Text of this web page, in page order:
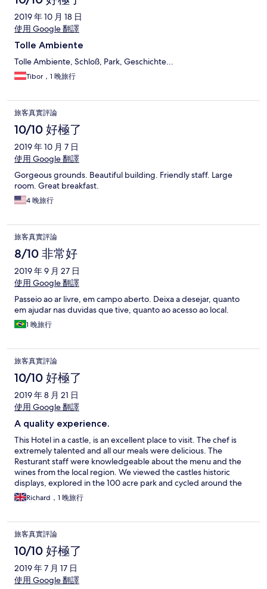
2019 年 10 月 18 日
使用 Google 翻譯
Tolle Ambiente
Tolle Ambiente, Schloß, Park, Geschichte...
Tibor，1 晚旅行
旅客真實評論
10/10 好極了
2019 年 10 月 7 日
使用 Google 翻譯
Gorgeous grounds. Beautiful building. Friendly staff. Large
room. Great breakfast.
4 晚旅行
旅客真實評論
8/10 非常好
2019 年 9 月 27 日
使用 Google 翻譯
Passeio ao ar livre, em campo aberto. Deixa a desejar, quanto
em ajudar nas duvidas que tive, quanto ao acesso ao local.
1 晚旅行
旅客真實評論
10/10 好極了
2019 年 8 月 21 日
使用 Google 翻譯
A quality experience.
This Hotel in a castle, is an excellent place to visit. The chef is
extremely talented and all our meals were delicious. The
Resturant staff were knowledgeable about the menu and the
wines from the local region. We viewed the castles historic
displays, explored in the 100 acre park and cycled around the
local villages. This Hotel is an amazing facility in a 200 year old
castle that has been restored to a very high standard. We
Richard，1 晚旅行
旅客真實評論
10/10 好極了
2019 年 7 月 17 日
使用 Google 翻譯